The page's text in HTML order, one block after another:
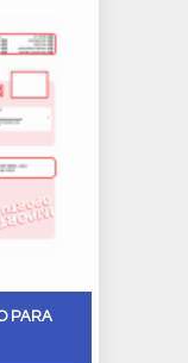
PARA